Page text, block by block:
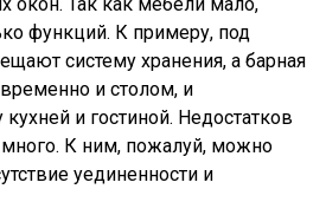
функций. К примеру, под
систему хранения, а барная
и столом, и
и гостиной. Недостатков
К ним, пожалуй, можно
уединенности и